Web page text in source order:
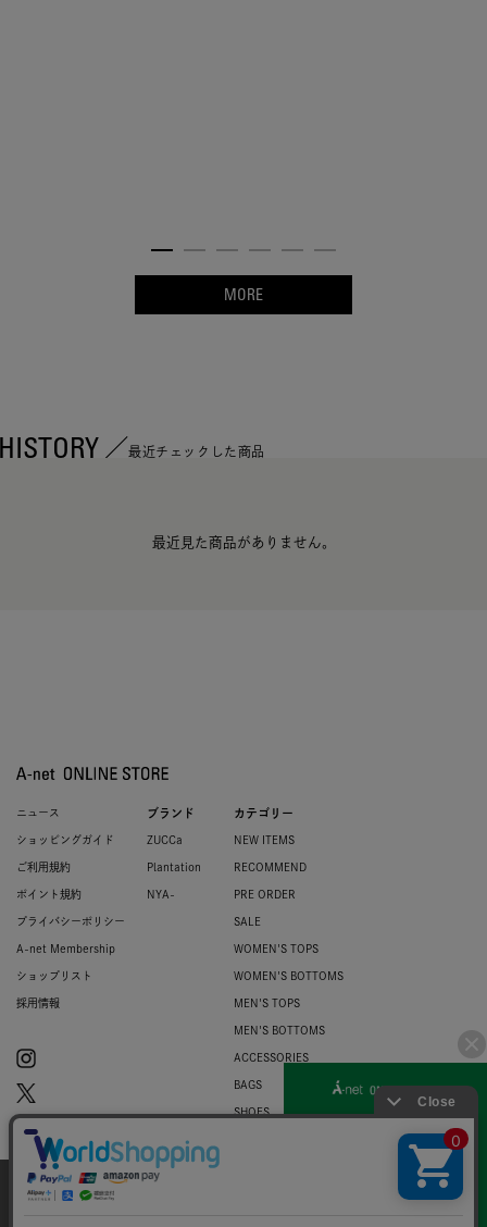
MORE
最近チェックした商品
最近見た商品がありません。
ニュース
ショッピングガイド
ご利用規約
ポイント規約
プライバシーポリシー
A-net Membership
ショップリスト
採用情報
ブランド
ZUCCa
Plantation
NYA-
カテゴリー
NEW ITEMS
RECOMMEND
PRE ORDER
SALE
WOMEN'S TOPS
WOMEN'S BOTTOMS
MEN'S TOPS
MEN'S BOTTOMS
ACCESSORIES
BAGS
SHOES
当サイトではお客様のウェブサイト体験を
より向上させる為にCookieを使用しており